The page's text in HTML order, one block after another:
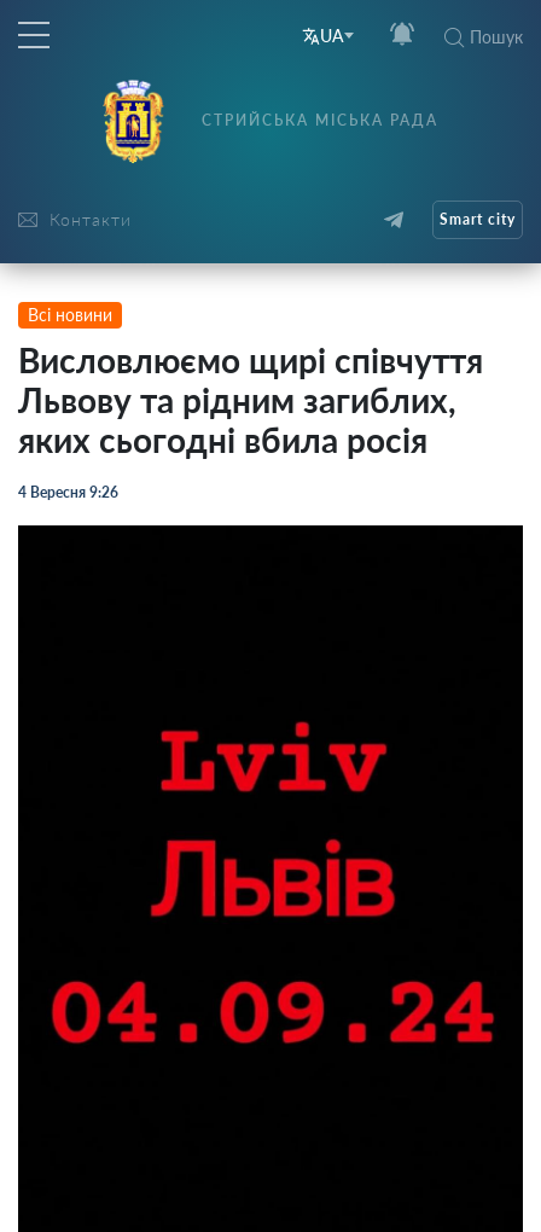
UA Пошук
Контакти
СТРИЙСЬКА МІСЬКА РАДА
Smart city
Всі новини
Висловлюємо щирі співчуття
Львову та рідним загиблих,
яких сьогодні вбила росія
4 Вересня 9:26